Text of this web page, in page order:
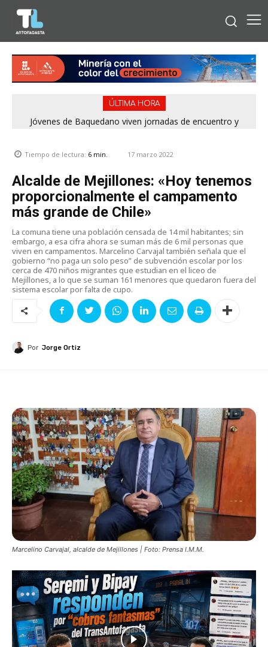
ÚLTIMA HORA
Jóvenes de Baquedano viven jornadas de encuentro y
Tiempo de lectura: 6 min. 17 marzo 2022
Alcalde de Mejillones: «Hoy tenemos
proporcionalmente el campamento
más grande de Chile»
La comuna tiene una población censada de 14 mil habitantes; sin
embargo, a esa cifra ahora se suman más de 6 mil personas que
viven en campamentos. Marcelino Carvajal también señala que el
gobierno “no paga un solo peso” de subvención escolar por los
cerca de 470 niños migrantes que estudian en el liceo de
Mejillones, a lo que se suman 161 menores que quedaron fuera del
sistema escolar por falta de cupo.
Por Jorge Ortiz
Marcelino Carvajal, alcalde de Mejillones | Foto: Prensa I.M.M.